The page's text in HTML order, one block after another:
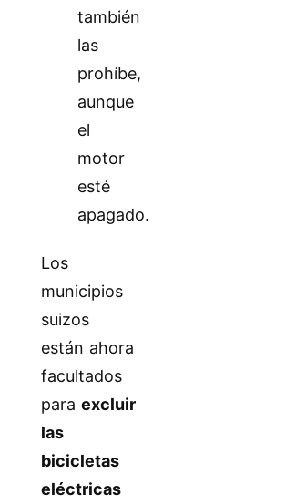
también
las
prohíbe,
aunque
el
motor
esté
apagado.
Los
municipios
suizos
están ahora
facultados
paraexcluir
las
bicicletas
eléctricas